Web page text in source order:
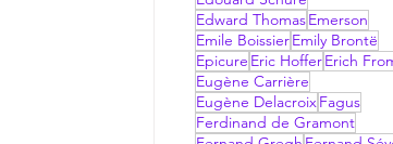
Edward ThomasEmerson
Emile BoissierEmily Brontë
Epicure Eric HofferErich
Eugène Carrière
Eugène DelacroixFagus
Ferdinand de Gramont